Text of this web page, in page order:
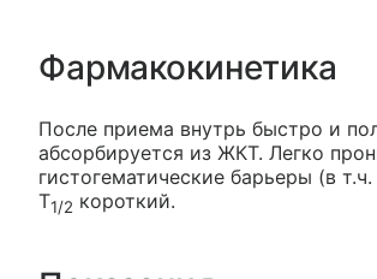
Фармакокинетика
После приема внутрь быстро и
абсорбируется из ЖКТ. Легко
гистогематические барьеры (в
T1/2 короткий.